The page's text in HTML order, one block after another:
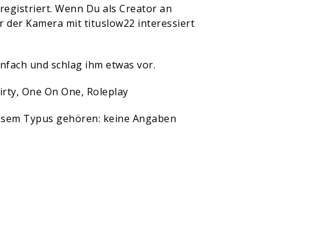
Wenn Du als Creator an
der Kamera mit tituslow22 interessiert
und schlag ihm etwas vor.
One On One, Roleplay
Typus gehören: keine Angaben